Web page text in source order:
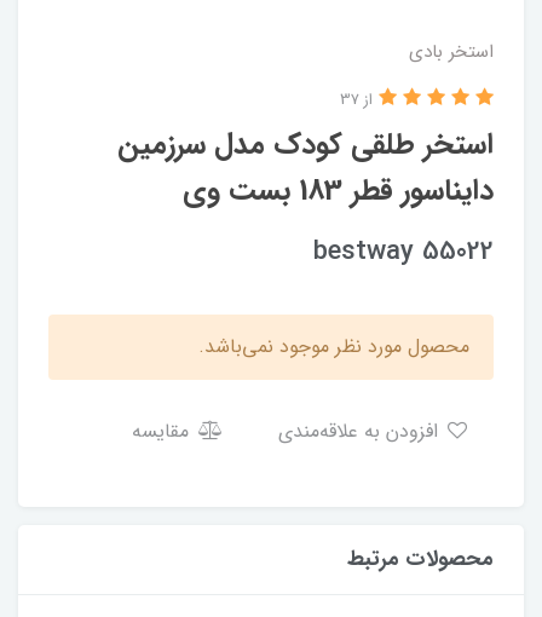
استخر بادی
استخر طلقی کودک مدل سرزمین
دایناسور قطر 183 بست وی
از 37
bestway 55022
محصول مورد نظر موجود نمی‌باشد.
مقایسه
محصولات مرتبط